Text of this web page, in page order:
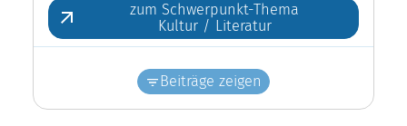
zum Schwerpunkt-Thema
Kultur / Literatur
Beiträge zeigen